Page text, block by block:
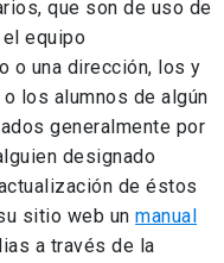
que son de uso de
equipo
o una dirección, los y
los alumnos de algún
generalmente por
designado
de éstos
sitio web unmanual
a través de la